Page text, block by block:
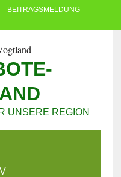
BEITRAGSMELDUNG
UNSERE REGION